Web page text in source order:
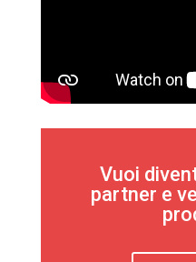
Vuoi
partner e